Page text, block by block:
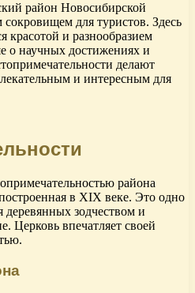
район Новосибирской
сокровищем для туристов. Здесь
красотой и разнообразием
о научных достижениях и
делают
и интересным для
района
в XIX веке. Это одно
зодчеством и
Церковь впечатляет своей